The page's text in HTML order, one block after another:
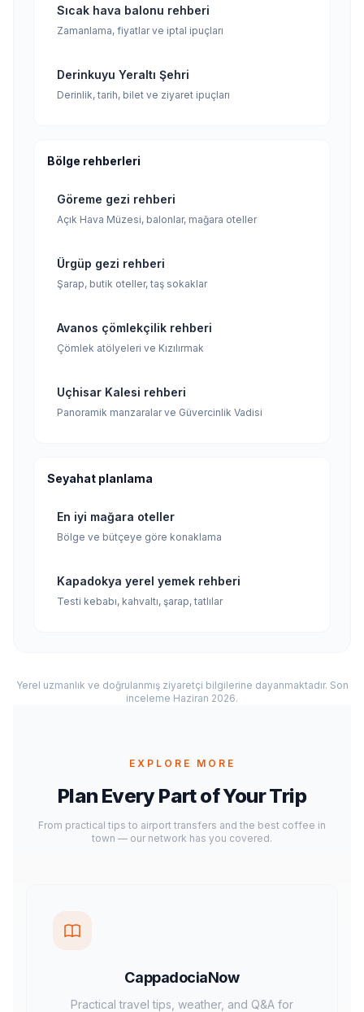
Sıcak hava balonu rehberi
Zamanlama, fiyatlar ve iptal ipuçları
Derinkuyu Yeraltı Şehri
Derinlik, tarih, bilet ve ziyaret ipuçları
Bölge rehberleri
Göreme gezi rehberi
Açık Hava Müzesi, balonlar, mağara oteller
Ürgüp gezi rehberi
Şarap, butik oteller, taş sokaklar
Avanos çömlekçilik rehberi
Çömlek atölyeleri ve Kızılırmak
Uçhisar Kalesi rehberi
Panoramik manzaralar ve Güvercinlik Vadisi
Seyahat planlama
En iyi mağara oteller
Bölge ve bütçeye göre konaklama
Kapadokya yerel yemek rehberi
Testi kebabı, kahvaltı, şarap, tatlılar
Yerel uzmanlık ve doğrulanmış ziyaretçi bilgilerine dayanmaktadır. Son
inceleme Haziran 2026.
EXPLORE MORE
Plan Every Part of Your Trip
From practical tips to airport transfers and the best coffee in
town — our network has you covered.
CappadociaNow
Practical travel tips, weather, and Q&A for